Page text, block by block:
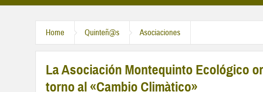
Home Quinteñ@s Asociaciones
La Asociación Montequinto Ecológico
torno al «Cambio Climàtico»